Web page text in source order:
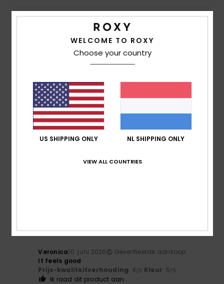
Comfort
5.0
Prijs-kwaliteitverhouding
Maat
Te klein Te groot
Materiaal
Veronica10. juni 2026
Geverifieerde aankoop
It feels good
Prijs-kwaliteitverhouding: 4/5 Kleur: 5/5
Ik raad dit product aan
WELCOME TO ROXY
Choose your country
US SHIPPING ONLY NL SHIPPING ONLY
VIEW ALL COUNTRIES